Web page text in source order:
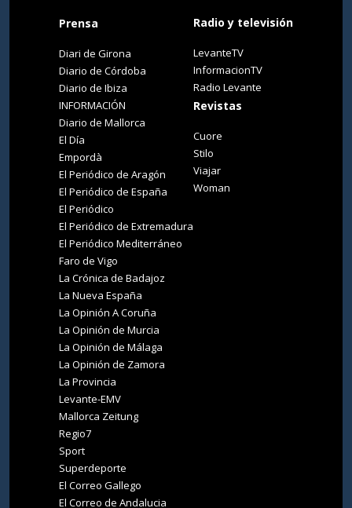
Prensa
Diari de Girona
Diario de Córdoba
Diario de Ibiza
INFORMACIÓN
Diario de Mallorca
El Día
Empordà
El Periódico de Aragón
El Periódico de España
El Periódico
El Periódico de Extremadura
El Periódico Mediterráneo
Faro de Vigo
La Crónica de Badajoz
La Nueva España
La Opinión A Coruña
La Opinión de Murcia
La Opinión de Málaga
La Opinión de Zamora
La Provincia
Levante-EMV
Mallorca Zeitung
Regio7
Sport
Superdeporte
El Correo Gallego
El Correo de Andalucia
Radio y televisión
LevanteTV
InformacionTV
Radio Levante
Revistas
Cuore
Stilo
Viajar
Woman